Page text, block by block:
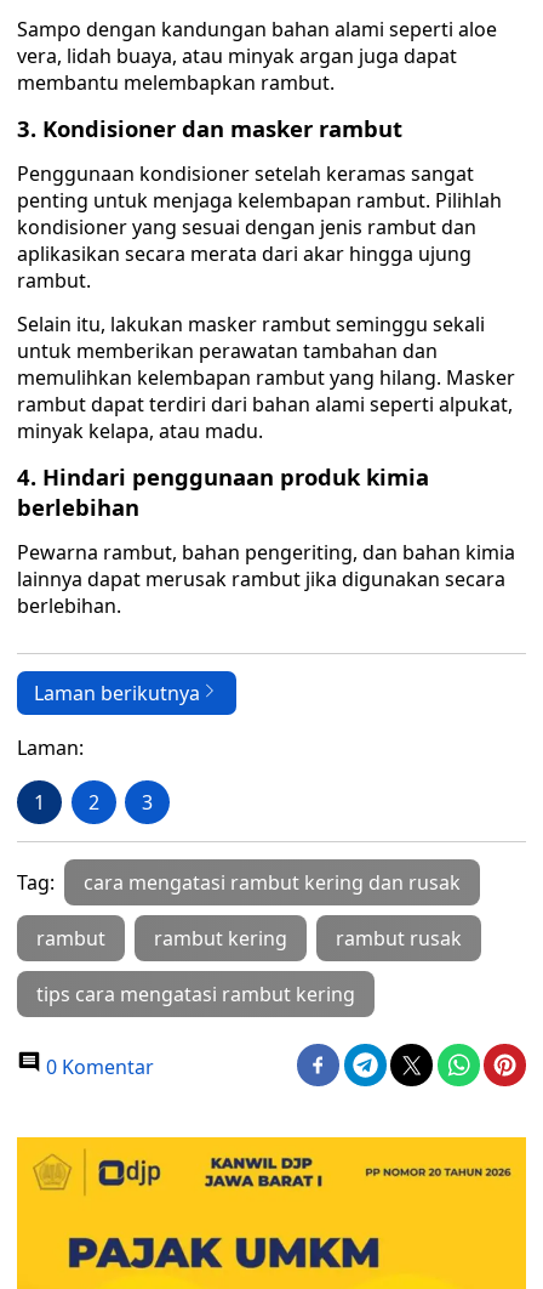
Sampo dengan kandungan bahan alami seperti aloe
vera, lidah buaya, atau minyak argan juga dapat
membantu melembapkan rambut.
3. Kondisioner dan masker rambut
Penggunaan kondisioner setelah keramas sangat
penting untuk menjaga kelembapan rambut. Pilihlah
kondisioner yang sesuai dengan jenis rambut dan
aplikasikan secara merata dari akar hingga ujung
rambut.
Selain itu, lakukan masker rambut seminggu sekali
untuk memberikan perawatan tambahan dan
memulihkan kelembapan rambut yang hilang. Masker
rambut dapat terdiri dari bahan alami seperti alpukat,
minyak kelapa, atau madu.
4. Hindari penggunaan produk kimia
berlebihan
Pewarna rambut, bahan pengeriting, dan bahan kimia
lainnya dapat merusak rambut jika digunakan secara
berlebihan.
Laman berikutnya
Laman:
1 2 3
Tag: cara mengatasi rambut kering dan rusak
rambut rambut kering rambut rusak
tips cara mengatasi rambut kering
0 Komentar